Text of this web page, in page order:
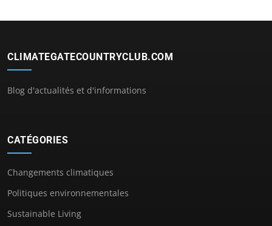
CLIMATEGATECOUNTRYCLUB.COM
Blog d'actualités et d'informations
CATÉGORIES
Changements climatiques
Politiques environnementales
Sustainable Living